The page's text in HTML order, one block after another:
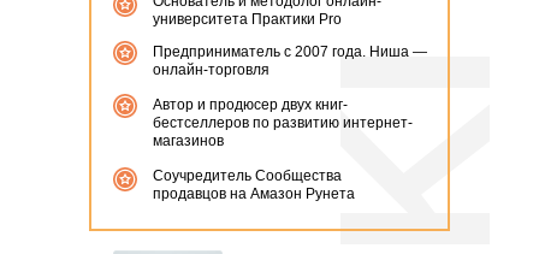
университета Практики Pro
Предприниматель с 2007 года. Ниша —
онлайн-торговля
Автор и продюсер двух книг-
бестселлеров по развитию интернет-
магазинов
Соучредитель Сообщества
продавцов на Амазон Рунета